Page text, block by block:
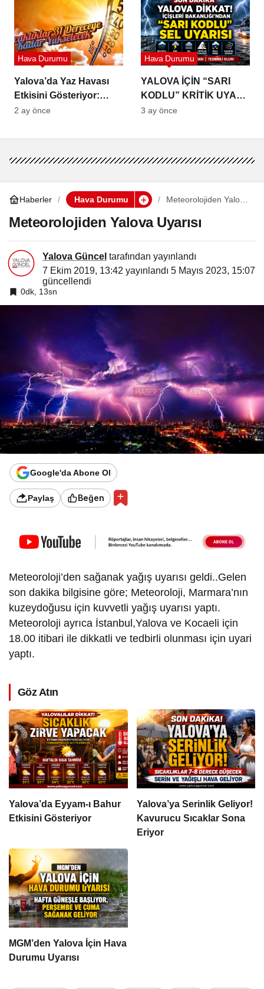
Yalova’da Yaz Havası
Etkisini Gösteriyor:
Sıcaklıklar 31 Dereceye
Hava Durumu
2 ay önce
YALOVA İÇİN “SARI
KODLU” KRİTİK UYARI:
SEL, DOLU VE FIRTINA
Hava Durumu
3 ay önce
Haberler Hava Durumu
Meteorolojiden Yalova
Meteorolojiden Yalova Uyarısı
Yalova Güncel tarafından yayınlandı
7 Ekim 2019, 13:42 yayınlandı 5 Mayıs 2023, 15:07
güncellendi
0dk, 13sn
Google'da Abone Ol
Paylaş Beğen
Meteoroloji’den sağanak yağış uyarısı geldi..Gelen
son dakika bilgisine göre; Meteoroloji, Marmara’nın
kuzeydoğusu için kuvvetli yağış uyarısı yaptı.
Meteoroloji ayrıca İstanbul,Yalova ve Kocaeli için
18.00 itibari ile dikkatli ve tedbirli olunması için uyari
yaptı.
Göz Atın
Yalova’da Eyyam-ı Bahur
Etkisini Gösteriyor
Yalova’ya Serinlik Geliyor!
Kavurucu Sıcaklar Sona
Eriyor
MGM’den Yalova İçin Hava
Durumu Uyarısı